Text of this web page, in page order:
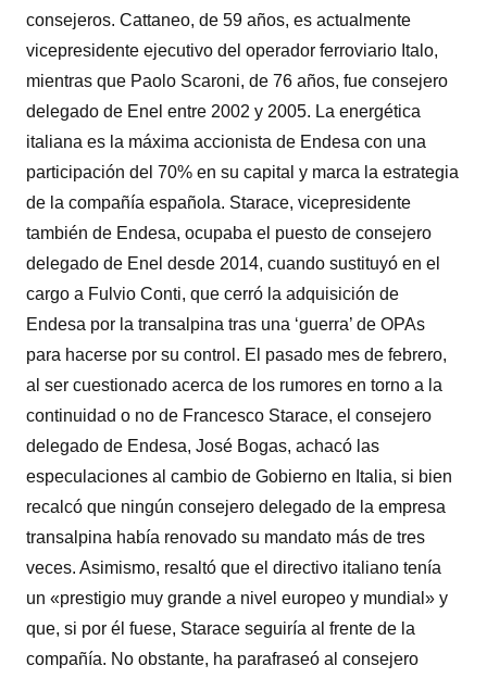
consejeros. Cattaneo, de 59 años, es actualmente
vicepresidente ejecutivo del operador ferroviario Italo,
mientras que Paolo Scaroni, de 76 años, fue consejero
delegado de Enel entre 2002 y 2005. La energética
italiana es la máxima accionista de Endesa con una
participación del 70% en su capital y marca la estrategia
de la compañía española. Starace, vicepresidente
también de Endesa, ocupaba el puesto de consejero
delegado de Enel desde 2014, cuando sustituyó en el
cargo a Fulvio Conti, que cerró la adquisición de
Endesa por la transalpina tras una ‘guerra’ de OPAs
para hacerse por su control. El pasado mes de febrero,
al ser cuestionado acerca de los rumores en torno a la
continuidad o no de Francesco Starace, el consejero
delegado de Endesa, José Bogas, achacó las
especulaciones al cambio de Gobierno en Italia, si bien
recalcó que ningún consejero delegado de la empresa
transalpina había renovado su mandato más de tres
veces. Asimismo, resaltó que el directivo italiano tenía
un «prestigio muy grande a nivel europeo y mundial» y
que, si por él fuese, Starace seguiría al frente de la
compañía. No obstante, ha parafraseó al consejero